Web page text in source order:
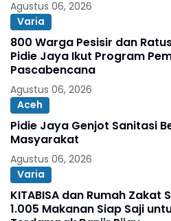
Agustus 06, 2026
Varia
800 Warga Pesisir dan
Pidie Jaya Ikut Program
Pascabencana
Agustus 06, 2026
Aceh
Pidie Jaya Genjot Sanitasi
Masyarakat
Agustus 06, 2026
Varia
KITABISA dan Rumah Zakat
1.005 Makanan Siap Saji